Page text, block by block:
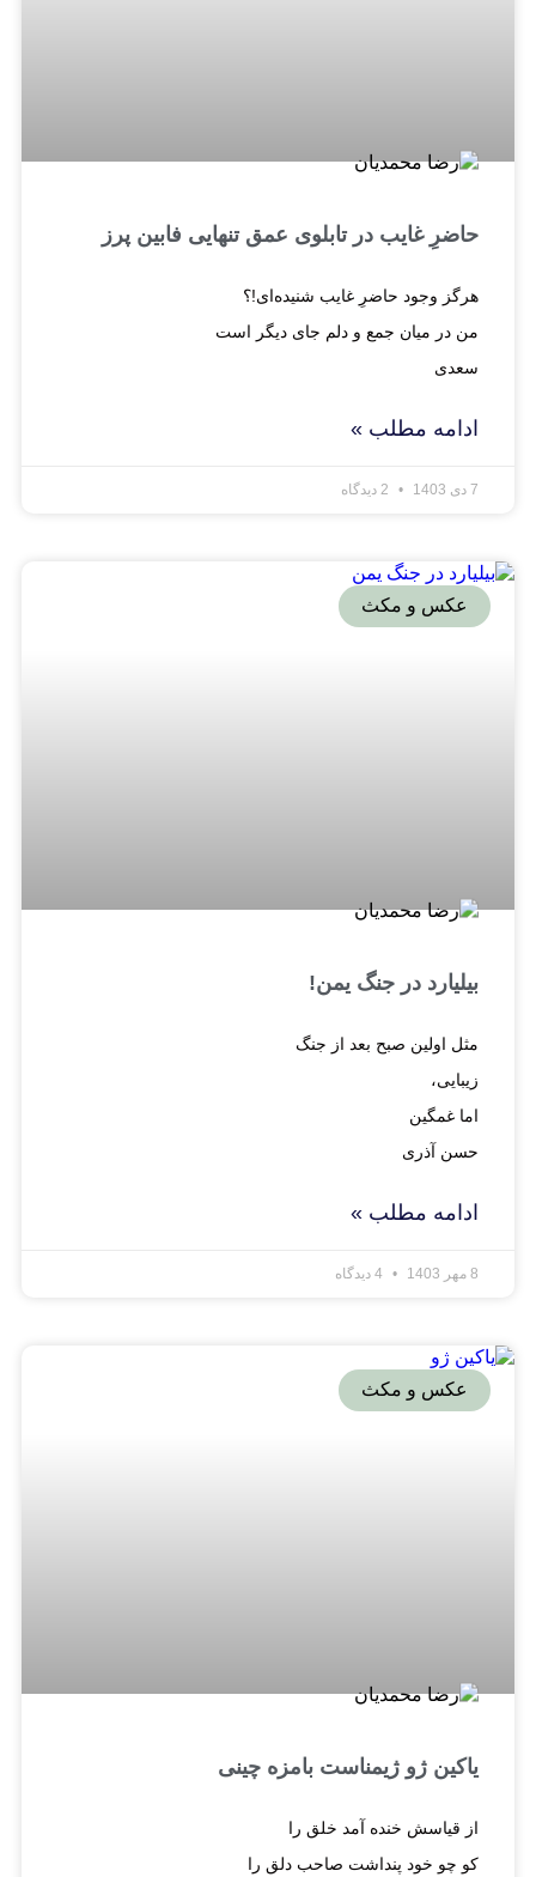
حاضرِ غایب در تابلوی عمق تنهایی فابین پرز
هرگز وجود حاضرِ غایب شنیده‌ای!؟
من در میان جمع و دلم جای دیگر است
سعدی
ادامه مطلب »
7 دی 1403
عکس و مکث
بیلیارد در جنگ یمن!
مثل اولین صبح بعد از جنگ
زیبایی،
اما غمگین
حسن آذری
ادامه مطلب »
8 مهر 1403
عکس و مکث
یاکین ژو ژیمناست بامزه چینی
از قیاسش خنده آمد خلق را
کو چو خود پنداشت صاحب دلق را